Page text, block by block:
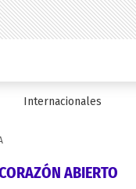
Internacionales
ABIERTO